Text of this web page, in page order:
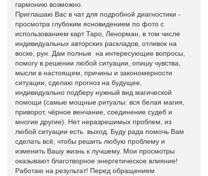
гармонию возможно.
Приглашаю Вас в чат для подробной диагностики -
просмотра глубоким ясновидением по фото с
использованием карт Таро, Ленорман, в том числе
индивидуальных авторских раскладов, отливок на
воске, рун. Дам полные на интересующие вопросы,
помогу в решении любой ситуации, опишу чувства,
мысли в настоящем, причины и закономерности
ситуации, сделаю прогноз на будущее,
индивидуально подберу нужный вид магической
помощи (самые мощные ритуалы: вся белая магия,
приворот, чёрное венчание, соединение судеб и
многие другие). Нет неразрешимых проблем, из
любой ситуации есть выход. Буду рада помочь Вам
сделать всё, чтобы решить любую проблему и
изменить Вашу жизнь к лучшему. Мои просмотры
оказывают благотворное энергетическое влияние!
Работаю на результат! Перед обращением